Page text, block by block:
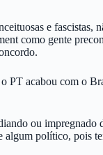
e
como gente
acabou com o
ou
político, pois